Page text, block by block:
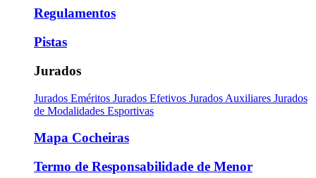
Regulamentos
Pistas
Jurados
Jurados Eméritos Jurados Efetivos Jurados Auxiliares Jurados
de Modalidades Esportivas
Mapa Cocheiras
Termo de Responsabilidade de Menor